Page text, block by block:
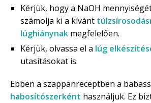
Kérjük, hogy a NaOH
számolja ki a kívánt
lúghiánynak megfelelően.
Kérjük, olvassa el a lúg
utasításokat is.
Ebben a szappanreceptben a
habosítószerként használjuk. Ez